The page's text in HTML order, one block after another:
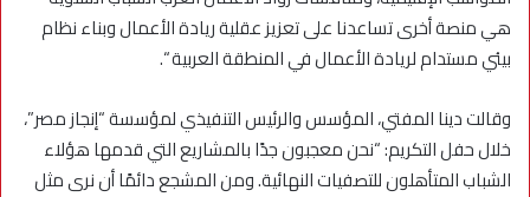
هي منصة أخرى تساعدنا على تعزيز عقلية ريادة الأعمال وبناء نظام
بيئي مستدام لريادة الأعمال في المنطقة العربية “.
وقالت دينا المفتي، المؤسس والرئيس التنفيذي لمؤسسة “إنجاز مصر”،
خلال حفل التكريم: “نحن معجبون جدًا بالمشاريع التي قدمها هؤلاء
الشباب المتأهلون للتصفيات النهائية. ومن المشجع دائمًا أن نرى مثل